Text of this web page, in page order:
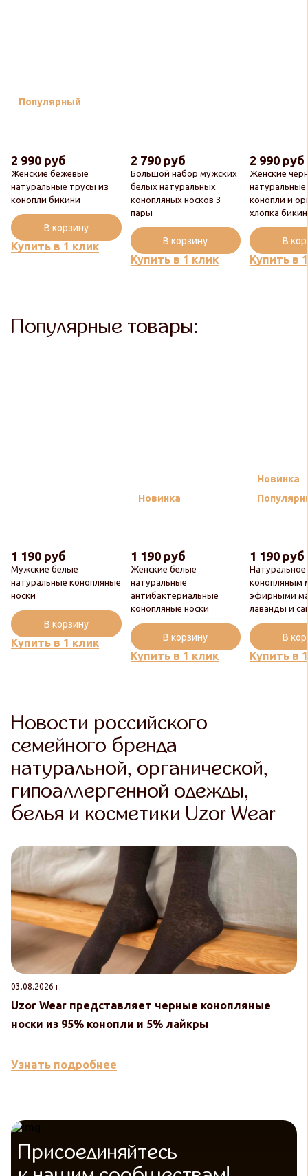
Популярный
Женские бежевые
натуральные трусы из
конопли бикини
2 990 руб
Купить в 1 клик
В корзину
Большой набор мужских
белых натуральных
конопляных носков 3
пары
2 790 руб
Купить в 1 клик
В корзину
Женские
конопли и
хлопка
2 990 руб
Купить в
В
Популярные товары:
Мужские белые
натуральные конопляные
носки
1 190 руб
Купить в 1 клик
В корзину
Новинка
Женские белые
натуральные
антибактериальные
конопляные носки
1 190 руб
Купить в 1 клик
В корзину
Новинка
конопляным
эфирными
лаванды и
1 190 руб
Купить в
В
Новости российского
семейного бренда
натуральной, органической,
гипоаллергенной одежды,
белья и косметики Uzor Wear
03.08.2026 г.
Uzor Wear представляет черные конопляные
носки из 95% конопли и 5% лайкры
Узнать подробнее
Присоединяйтесь